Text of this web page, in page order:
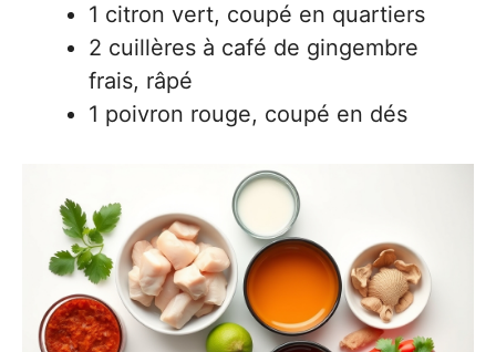
1 citron vert, coupé en quartiers
2 cuillères à café de gingembre
frais, râpé
1 poivron rouge, coupé en dés